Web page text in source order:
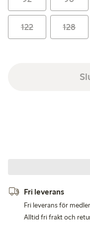
122 128
Fri leverans
Fri leverans för
Alltid fri frakt och